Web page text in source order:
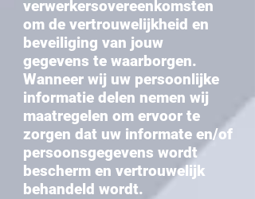
verwerkersovereenkomsten
om de vertrouwelijkheid en
beveiliging van jouw
gegevens te waarborgen.
Wanneer wij uw persoonlijke
informatie delen nemen wij
maatregelen om ervoor te
zorgen dat uw informate en/of
persoonsgegevens wordt
bescherm en vertrouwelijk
behandeld wordt.